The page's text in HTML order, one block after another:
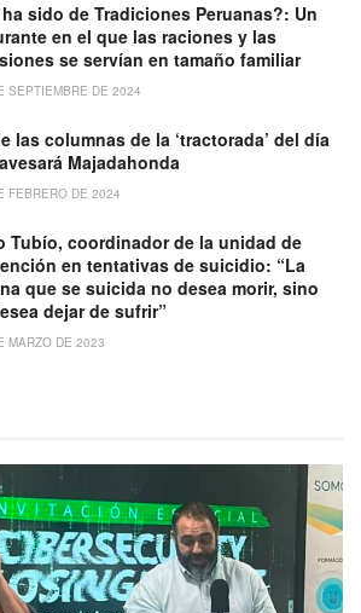
sido de Tradiciones Peruanas?: Un
en el que las raciones y las
se servían en tamaño familiar
SEPTIEMBRE DE 2024
las columnas de la ‘tractorada’ del día
Majadahonda
FEBRERO DE 2024
Tubío, coordinador de la unidad de
en tentativas de suicidio: “La
que se suicida no desea morir, sino
dejar de sufrir”
MARZO DE 2023